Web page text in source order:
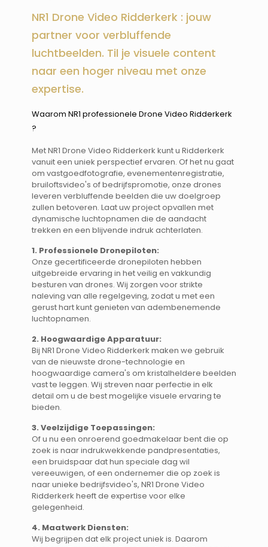
NR1 Drone Video Ridderkerk : jouw
partner voor verbluffende
luchtbeelden. Til je visuele content
naar een hoger niveau met onze
expertise.
Waarom NR1 professionele Drone Video Ridderkerk
? ​​
Met NR1 Drone Video Ridderkerk kunt u Ridderkerk
vanuit een uniek perspectief ervaren. Of het nu gaat
om vastgoedfotografie, evenementenregistratie,
bruiloftsvideo's of bedrijfspromotie, onze drones
leveren verbluffende beelden die uw doelgroep
zullen betoveren. Laat uw project opvallen met
dynamische luchtopnamen die de aandacht
trekken en een blijvende indruk achterlaten.
1. Professionele Dronepiloten:
Onze gecertificeerde dronepiloten hebben
uitgebreide ervaring in het veilig en vakkundig
besturen van drones. Wij zorgen voor strikte
naleving van alle regelgeving, zodat u met een
gerust hart kunt genieten van adembenemende
luchtopnamen.
2. Hoogwaardige Apparatuur:
Bij NR1 Drone Video Ridderkerk maken we gebruik
van de nieuwste drone-technologie en
hoogwaardige camera's om kristalheldere beelden
vast te leggen. Wij streven naar perfectie in elk
detail om u de best mogelijke visuele ervaring te
bieden.
3. Veelzijdige Toepassingen:
Of u nu een onroerend goedmakelaar bent die op
zoek is naar indrukwekkende pandpresentaties,
een bruidspaar dat hun speciale dag wil
vereeuwigen, of een ondernemer die op zoek is
naar unieke bedrijfsvideo's, NR1 Drone Video
Ridderkerk heeft de expertise voor elke
gelegenheid.
4. Maatwerk Diensten:
Wij begrijpen dat elk project uniek is. Daarom